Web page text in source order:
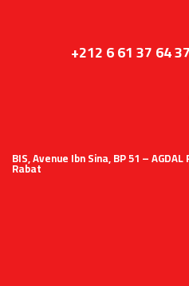
+212 6 61 37 64
51 BIS, Avenue Ibn Sina, BP 51 –
Rabat